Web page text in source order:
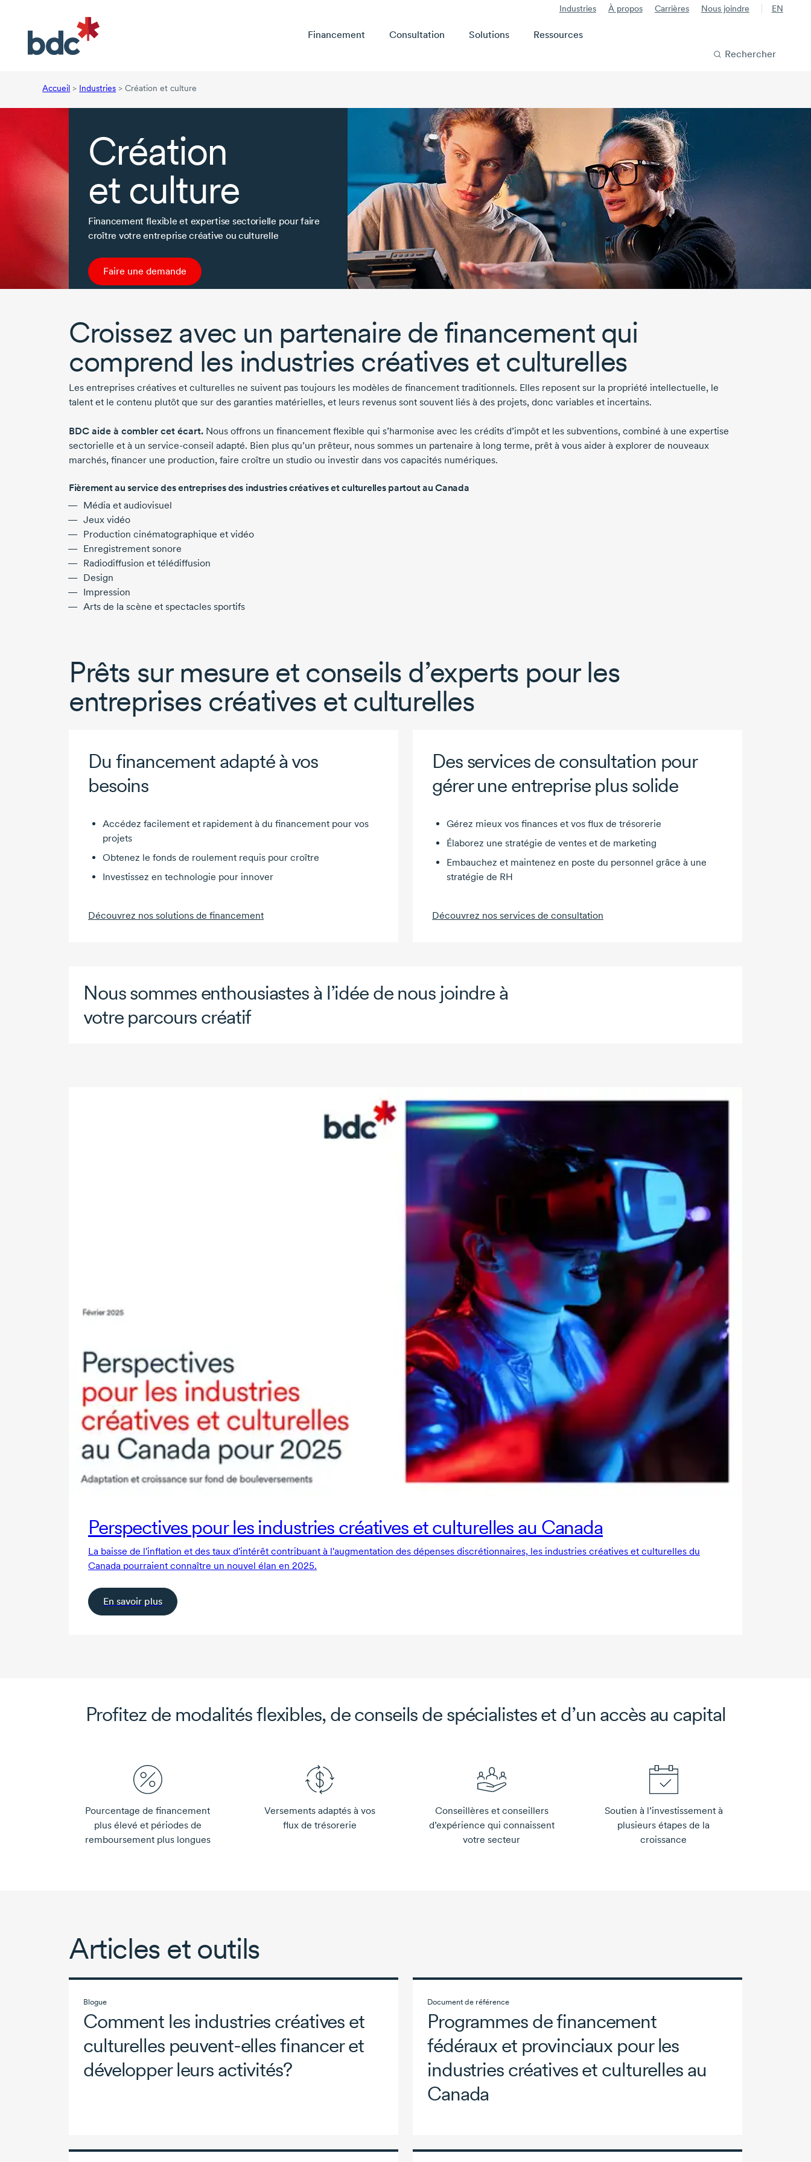
Industries À propos Carrières Nous joindre EN
Financement Consultation Solutions
Ressources
Rechercher
Accueil > Industries > Création et culture
Création
et culture
Financement flexible et expertise sectorielle pour faire
croître votre entreprise créative ou culturelle
Faire une demande
Croissez avec un partenaire de financement qui
comprend les industries créatives et culturelles
Les entreprises créatives et culturelles ne suivent pas toujours les modèles de financement traditionnels. Elles reposent sur la propriété intellectuelle, le
talent et le contenu plutôt que sur des garanties matérielles, et leurs revenus sont souvent liés à des projets, donc variables et incertains.
BDC aide à combler cet écart. Nous offrons un financement flexible qui s’harmonise avec les crédits d’impôt et les subventions, combiné à une expertise
sectorielle et à un service-conseil adapté. Bien plus qu’un prêteur, nous sommes un partenaire à long terme, prêt à vous aider à explorer de nouveaux
marchés, financer une production, faire croître un studio ou investir dans vos capacités numériques.
Fièrement au service des entreprises des industries créatives et culturelles partout au Canada
Média et audiovisuel
Jeux vidéo
Production cinématographique et vidéo
Enregistrement sonore
Radiodiffusion et télédiffusion
Design
Impression
Arts de la scène et spectacles sportifs
Prêts sur mesure et conseils d’experts pour les
entreprises créatives et culturelles
Du financement adapté à vos
besoins
Accédez facilement et rapidement à du financement pour vos
projets
Obtenez le fonds de roulement requis pour croître
Investissez en technologie pour innover
Découvrez nos solutions de financement
Des services de consultation pour
gérer une entreprise plus solide
Gérez mieux vos finances et vos flux de trésorerie
Élaborez une stratégie de ventes et de marketing
Embauchez et maintenez en poste du personnel grâce à une
stratégie de RH
Découvrez nos services de consultation
Nous sommes enthousiastes à l’idée de nous joindre à
votre parcours créatif
Perspectives pour les industries créatives et culturelles au Canada
La baisse de l'inflation et des taux d'intérêt contribuant à l'augmentation des dépenses discrétionnaires, les industries créatives et culturelles du
Canada pourraient connaître un nouvel élan en 2025.
En savoir plus
Profitez de modalités flexibles, de conseils de spécialistes et d’un accès au capital
Pourcentage de financement
plus élevé et périodes de
remboursement plus longues
Versements adaptés à vos
flux de trésorerie
Conseillères et conseillers
d’expérience qui connaissent
votre secteur
Soutien à l’investissement à
plusieurs étapes de la
croissance
Articles et outils
Blogue
Comment les industries créatives et
culturelles peuvent-ellesfinancer et
développer leurs activités?
Document de référence
Programmes de financement
fédéraux et provinciaux pour les
industries créatives et culturelles au
Canada